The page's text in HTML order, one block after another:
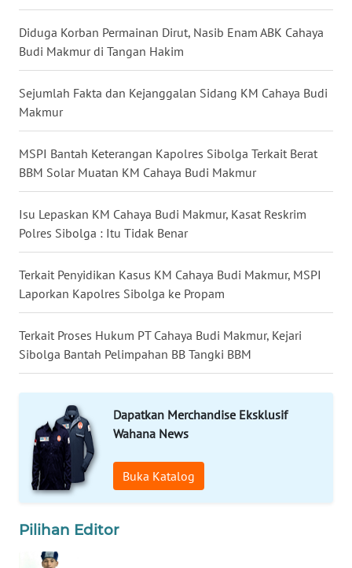
Diduga Korban Permainan Dirut, Nasib Enam ABK Cahaya
Budi Makmur di Tangan Hakim
Sejumlah Fakta dan Kejanggalan Sidang KM Cahaya Budi
Makmur
MSPI Bantah Keterangan Kapolres Sibolga Terkait Berat
BBM Solar Muatan KM Cahaya Budi Makmur
Isu Lepaskan KM Cahaya Budi Makmur, Kasat Reskrim
Polres Sibolga : Itu Tidak Benar
Terkait Penyidikan Kasus KM Cahaya Budi Makmur, MSPI
Laporkan Kapolres Sibolga ke Propam
Terkait Proses Hukum PT Cahaya Budi Makmur, Kejari
Sibolga Bantah Pelimpahan BB Tangki BBM
Dapatkan Merchandise Eksklusif
Wahana News
Buka Katalog
Pilihan Editor
SELATAN
WN
TANJUNG
LESUNG
WN
KARO
WN
LABUHANBATU
WN
TAPANULI
TENGAH
WN DELI
SERDANG